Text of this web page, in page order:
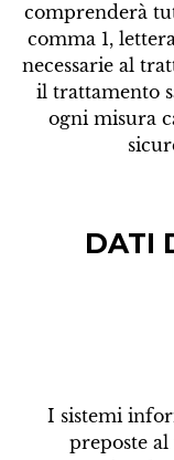
comprenderà
comma 1,
necessarie al
il trattamento
ogni misura
DATI
I sistemi
preposte